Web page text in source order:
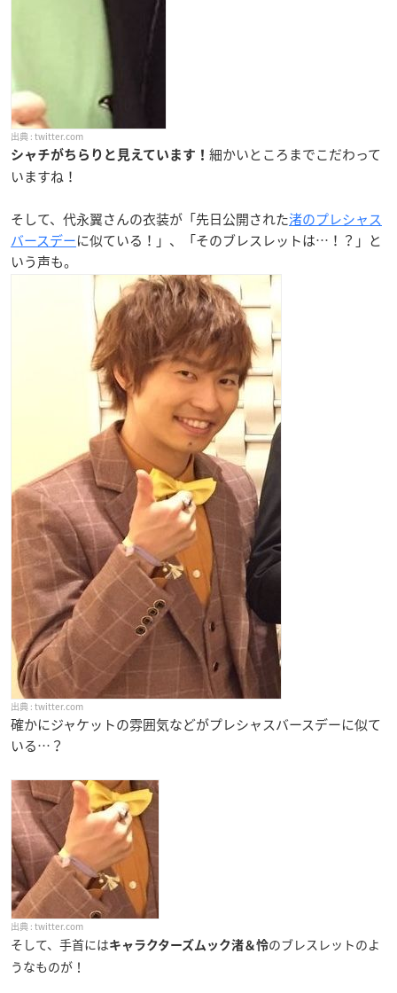
twitter.com
シャチがちらりと見えています！ 細かいところまでこだわって
いますね！
そして、代永翼さんの衣装が「先日公開された渚のプレシャス
バースデーに似ている！」、「そのブレスレットは…！？」と
いう声も。
twitter.com
確かにジャケットの雰囲気などがプレシャスバースデーに似て
いる…？
twitter.com
そして、手首にはキャラクターズムック渚＆怜のブレスレットのよ
うなものが！